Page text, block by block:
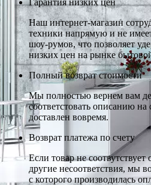
Наш интернет-магазин
техники напрямую и не
шоу-румов, что позволяет
низких цен на рынке
Полный возврат стоимости
Мы полностью вернем вам
соответстовать описанию на
доставлен вовремя.
Возврат платежа по счету
Если товар не
другие несоответствия, мы
с которого производилась